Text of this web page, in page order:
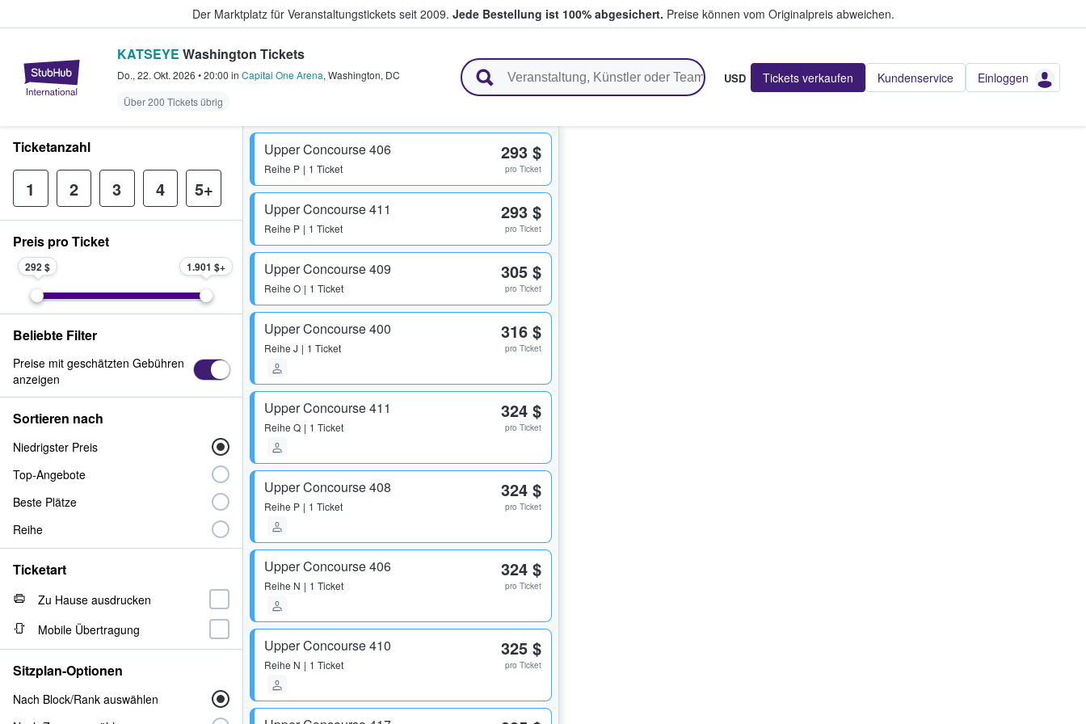
Der Marktplatz für Veranstaltungstickets seit 2009. Jede Bestellung ist 100% abgesichert. Preise können vom Originalpreis abweichen.
StubHub - Wo Fans Tickets kaufen & verkaufen
KATSEYE Washington Tickets
Do., 22. Okt. 2026 •20:00 in Capital One Arena, Washington, DC
Über 200 Tickets übrig
USD Tickets verkaufen Kundenservice Einloggen
Upper Concourse 406
Reihe P 1 Ticket
293 $
pro Ticket
Upper Concourse 411
Reihe P 1 Ticket
293 $
pro Ticket
Upper Concourse 409
Reihe O 1 Ticket
305 $
pro Ticket
Upper Concourse 400
Reihe J 1 Ticket
316 $
pro Ticket
Upper Concourse 411
Reihe Q 1 Ticket
324 $
pro Ticket
Upper Concourse 408
Reihe P 1 Ticket
324 $
pro Ticket
Upper Concourse 406
Reihe N 1 Ticket
324 $
pro Ticket
Upper Concourse 410
Reihe N 1 Ticket
325 $
pro Ticket
Ticketanzahl
1 2 3 4 5+
Preis pro Ticket
292 $ 1.901 $
Beliebte Filter
Preise mit geschätzten Gebühren
anzeigen
Sortieren nach
Niedrigster Preis
Top-Angebote
Beste Plätze
Reihe
Ticketart
Zu Hause ausdrucken
Mobile Übertragung
Sitzplan-Optionen
Nach Block/Rank auswählen